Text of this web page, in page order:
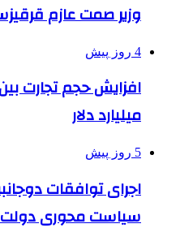
وزیر صمت عازم
4 روز پیش
میلیارد دلار
5 روز پیش
اجرای توافقات
سیاست محوری